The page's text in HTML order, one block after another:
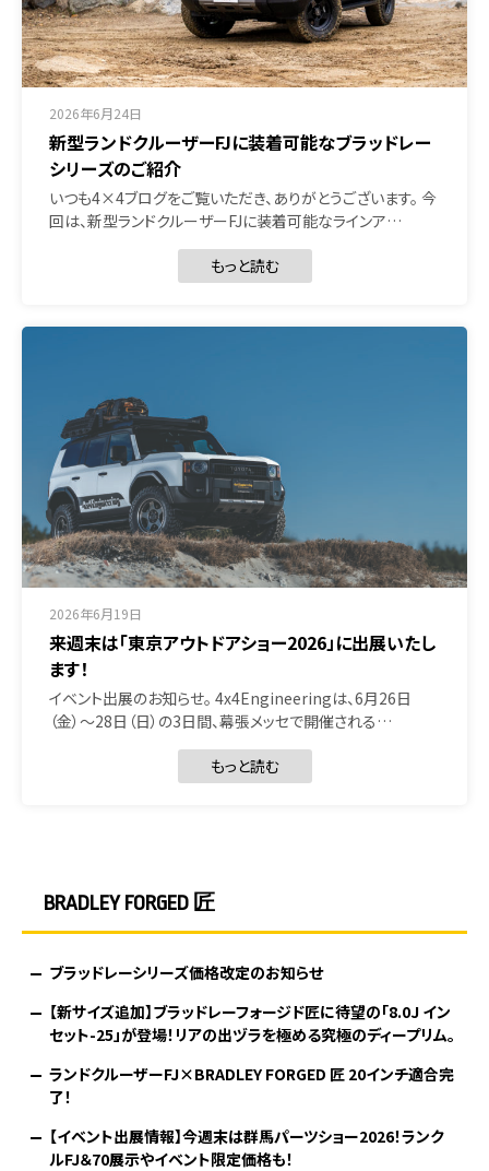
2026年6月24日
新型ランドクルーザーFJに装着可能なブラッドレー
シリーズのご紹介
いつも4×4ブログをご覧いただき、ありがとうございます。 今
回は、新型ランドクルーザーFJに装着可能なラインア…
もっと読む
2026年6月19日
来週末は「東京アウトドアショー2026」に出展いたし
ます！
イベント出展のお知らせ。 4x4Engineeringは、6月26日
（金）〜28日（日）の3日間、幕張メッセで開催される…
もっと読む
BRADLEY FORGED 匠
ブラッドレーシリーズ価格改定のお知らせ
【新サイズ追加】ブラッドレーフォージド匠に待望の「8.0J イン
セット-25」が登場！リアの出ヅラを極める究極のディープリム。
ランドクルーザーFJ×BRADLEY FORGED 匠 20インチ適合完
了！
【イベント出展情報】今週末は群馬パーツショー2026！ランク
ルFJ＆70展示やイベント限定価格も！